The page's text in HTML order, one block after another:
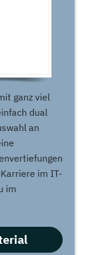
ganz viel
dual
an
im IT-
im